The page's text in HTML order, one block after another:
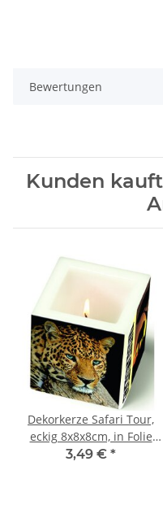
Bewertungen
Kunden
Dekorkerze Safari Tour,
eckig 8x8x8cm, in Folie
verpackt, 1 Stück
3,49 € *